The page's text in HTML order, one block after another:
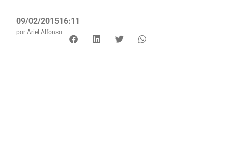
09/02/201516:11
por Ariel Alfonso